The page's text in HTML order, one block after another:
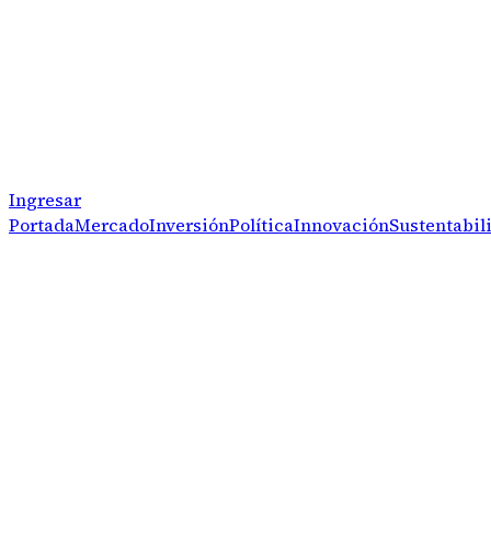
Ingresar
PortadaMercadoInversiónPolíticaInnovación